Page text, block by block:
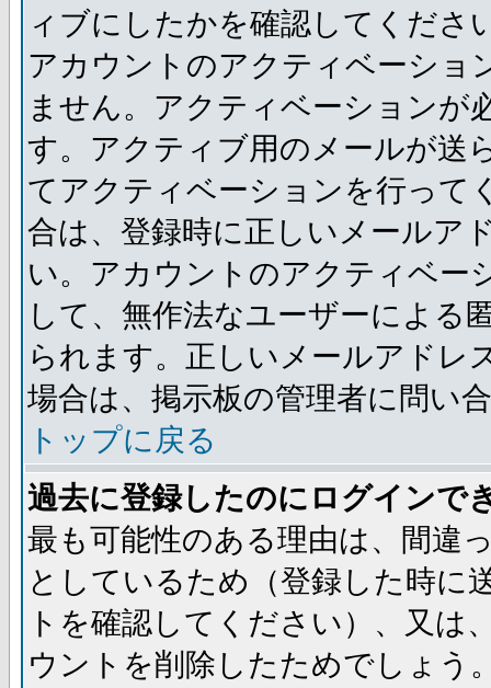
ィブにしたかを確認してくださ
アカウントのアクティベーショ
ません。アクティベーションが
す。アクティブ用のメールが送
てアクティベーションを行って
合は、登録時に正しいメールア
い。アカウントのアクティベー
して、無作法なユーザーによる
られます。正しいメールアドレ
場合は、掲示板の管理者に問い
トップに戻る
過去に登録したのにログインで
最も可能性のある理由は、間違
としているため（登録した時に
トを確認してください）、又は
ウントを削除したためでしょう